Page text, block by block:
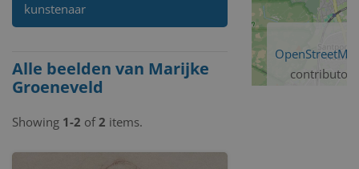
kunstenaar
Alle beelden van Marijke
Groeneveld
Showing 1-2 of2 items.